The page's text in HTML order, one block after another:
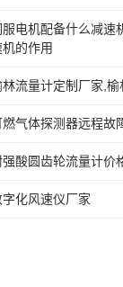
服电机配备什么减速
机的作用
林流量计定制厂家,榆
燃气体探测器远程故
强酸圆齿轮流量计价
字化风速仪厂家